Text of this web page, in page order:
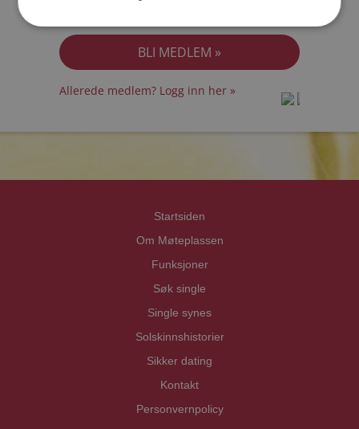
Allerede medlem? Logg inn her »
Startsiden
Om Møteplassen
Funksjoner
Søk single
Single synes
Solskinnshistorier
Sikker dating
Kontakt
Personvernpolicy